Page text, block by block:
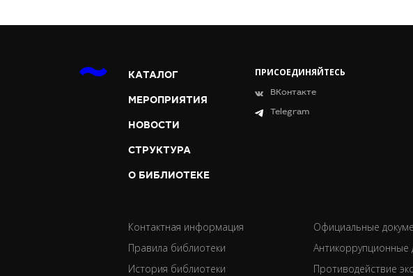
КАТАЛОГ
МЕРОПРИЯТИЯ
НОВОСТИ
СТРУКТУРА
О БИБЛИОТЕКЕ
ПРИСОЕДИНЯЙТЕСЬ
ВКонтакте
Telegram
Контактная информация
Правила библиотеки
История библиотеки
Официальные
Антикоррупционные
Противодействие